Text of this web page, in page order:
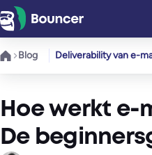
Ga
naar
de
Blog Deliverability van e-
Hoe werkt
De